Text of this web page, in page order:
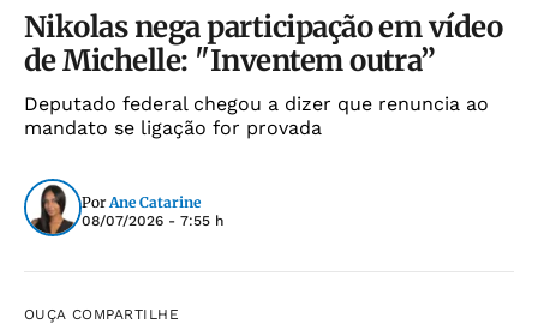
Nikolas nega participação em vídeo
de Michelle: "Inventem outra”
Deputado federal chegou a dizer que renuncia ao
mandato se ligação for provada
Por Ane Catarine
08/07/2026 - 7:55 h
OUÇA COMPARTILHE